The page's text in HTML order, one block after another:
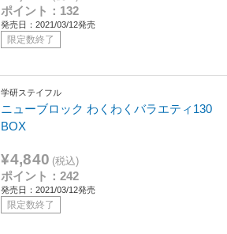
ポイント：132
発売日：2021/03/12発売
限定数終了
学研ステイフル
ニューブロック わくわくバラエティ130
BOX
¥4,840 (税込)
ポイント：242
発売日：2021/03/12発売
限定数終了